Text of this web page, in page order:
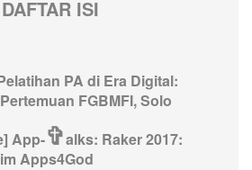
DAFTAR ISI
PA di Era Digital:
FGBMFI, Solo
App-✞alks: Raker 2017:
Apps4God